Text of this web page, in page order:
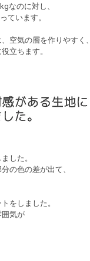
なのに対し、
ています。
空気の層を作りやすく、
立ちます。
した。
の色の差が出て、
をしました。
囲気が